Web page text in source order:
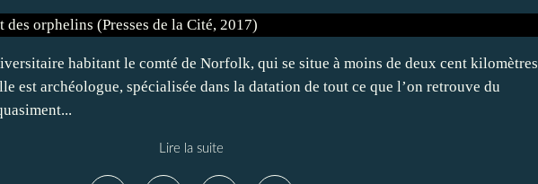
habitant le comté de Norfolk, qui se situe à moins de deux cent kilomètres
est archéologue, spécialisée dans la datation de tout ce que l’on retrouve du
Lire la suite